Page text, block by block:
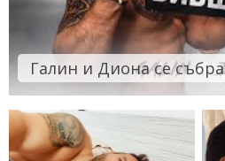
Галин и Диона се